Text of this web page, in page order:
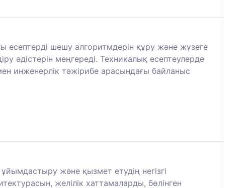
есептерді шешу алгоритмдерін құру және жүзеге
әдістерін меңгереді. Техникалық есептеулерде
инженерлік тәжірибе арасындағы байланыс
және қызмет етудің негізгі
желілік хаттамаларды, бөлінген